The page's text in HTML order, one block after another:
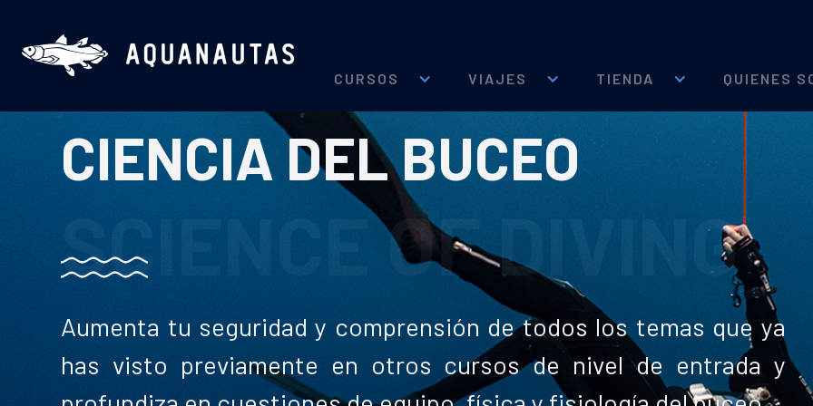
CURSOS VIAJES TIENDA QUIENES
CIENCIA DEL BUCEO
SCIENCE OF DIVING
Aumenta tu seguridad y comprensión de todos los temas que ya
has visto previamente en otros cursos de nivel de entrada y